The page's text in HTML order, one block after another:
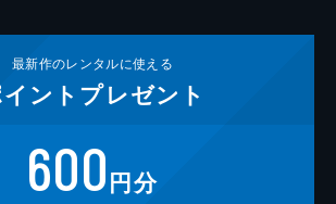
最新作のレンタルに使える
ント プレゼント
600円分